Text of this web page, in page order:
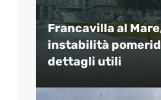
Francavilla al
instabilità
dettagli utili